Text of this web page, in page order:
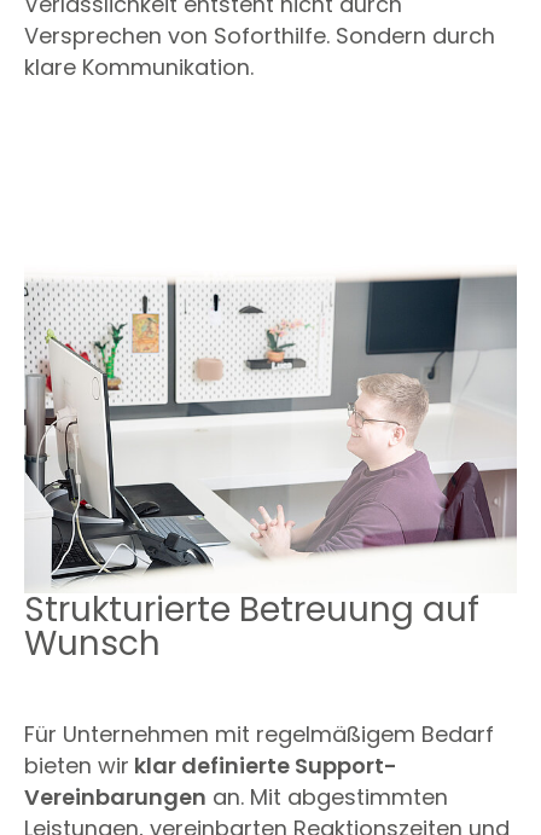
Versprechen von Soforthilfe. Sondern durch
klare Kommunikation.
Show larger version
Strukturierte Betreuung auf
Wunsch
Für Unternehmen mit regelmäßigem Bedarf
bieten wir klar definierte Support-
Vereinbarungen an. Mit abgestimmten
Leistungen, vereinbarten Reaktionszeiten und